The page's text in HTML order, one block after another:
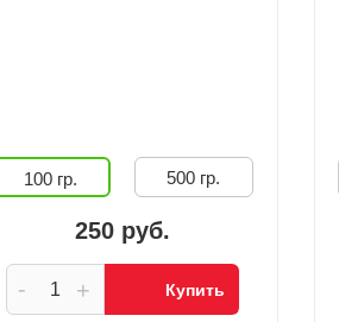
100 гр. 500 гр.
250 руб.
+
- Купить